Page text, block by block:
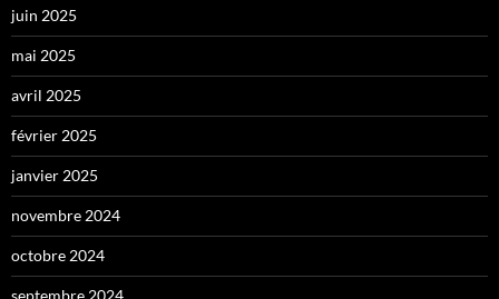
juin 2025
mai 2025
avril 2025
février 2025
janvier 2025
novembre 2024
octobre 2024